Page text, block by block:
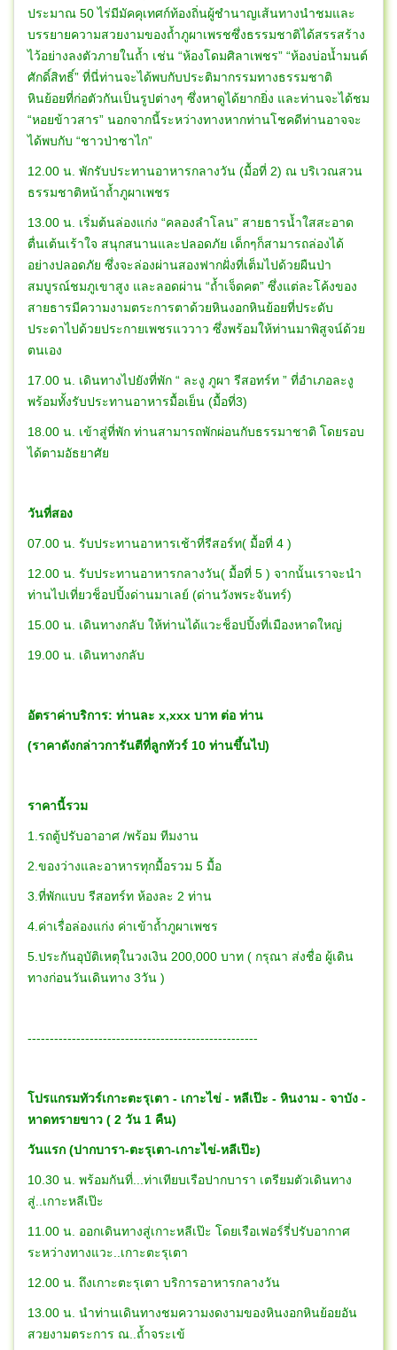
ประมาณ 50 ไร่มีมัคคุเทศก์ท้องถิ่นผู้ชำนาญเส้นทางนำชมและ
บรรยายความสวยงามของถ้ำภูผาเพรชซึ่งธรรมชาติได้สรรสร้าง
ไว้อย่างลงตัวภายในถ้ำ เช่น “ห้องโดมศิลาเพชร” “ห้องบ่อน้ำมนต์
ศักดิ์สิทธิ์” ที่นี่ท่านจะได้พบกับประติมากรรมทางธรรมชาติ
หินย้อยที่ก่อตัวกันเป็นรูปต่างๆ ซึ่งหาดูได้ยากยิ่ง และท่านจะได้ชม
“หอยข้าวสาร” นอกจากนี้ระหว่างทางหากท่านโชคดีท่านอาจจะ
ได้พบกับ “ชาวป่าซาไก”
12.00 น. พักรับประทานอาหารกลางวัน (มื้อที่ 2) ณ บริเวณสวน
ธรรมชาติหน้าถ้ำภูผาเพชร
13.00 น. เริ่มต้นล่องแก่ง “คลองลำโลน” สายธารน้ำใสสะอาด
ตื่นเต้นเร้าใจ สนุกสนานและปลอดภัย เด็กๆก็สามารถล่องได้
อย่างปลอดภัย ซึ่งจะล่องผ่านสองฟากฝั่งที่เต็มไปด้วยผืนป่า
สมบูรณ์ชมภูเขาสูง และลอดผ่าน “ถ้ำเจ็ดคต” ซึ่งแต่ละโค้งของ
สายธารมีความงามตระการตาด้วยหินงอกหินย้อยที่ประดับ
ประดาไปด้วยประกายเพชรแววาว ซึ่งพร้อมให้ท่านมาพิสูจน์ด้วย
ตนเอง
17.00 น. เดินทางไปยังที่พัก “ ละงู ภูผา รีสอทร์ท ” ที่อำเภอละงู
พร้อมทั้งรับประทานอาหารมื้อเย็น (มื้อที่3)
18.00 น. เข้าสู่ที่พัก ท่านสามารถพักผ่อนกับธรรมาชาติ โดยรอบ
ได้ตามอัธยาศัย
วันที่สอง
07.00 น. รับประทานอาหารเช้าที่รีสอร์ท( มื้อที่ 4 )
12.00 น. รับประทานอาหารกลางวัน( มื้อที่ 5 ) จากนั้นเราจะนำ
ท่านไปเที่ยวช็อปปิ้งด่านมาเลย์ (ด่านวังพระจันทร์)
15.00 น. เดินทางกลับ ให้ท่านได้แวะช็อปปิ้งที่เมืองหาดใหญ่
19.00 น. เดินทางกลับ
อัตราค่าบริการ: ท่านละ x,xxx บาท ต่อ ท่าน
(ราคาดังกล่าวการันตีที่ลูกทัวร์ 10 ท่านขึ้นไป)
ราคานี้รวม
1.รถตู้ปรับอาอาศ /พร้อม ทีมงาน
2.ของว่างและอาหารทุกมื้อรวม 5 มื้อ
3.ที่พักแบบ รีสอทร์ท ห้องละ 2 ท่าน
4.ค่าเรื่อล่องแก่ง ค่าเข้าถ้ำภูผาเพชร
5.ประกันอุบัติเหตุในวงเงิน 200,000 บาท ( กรุณา ส่งชื่อ ผู้เดิน
ทางก่อนวันเดินทาง 3วัน )
----------------------------------------------------
โปรแกรมทัวร์เกาะตะรุเตา - เกาะไข่ - หลีเป๊ะ - หินงาม - จาบัง -
หาดทรายขาว ( 2 วัน 1 คืน)
วันแรก (ปากบารา-ตะรุเตา-เกาะไข่-หลีเป๊ะ)
10.30 น. พร้อมกันที่...ท่าเทียบเรือปากบารา เตรียมตัวเดินทาง
สู่..เกาะหลีเป๊ะ
11.00 น. ออกเดินทางสู่เกาะหลีเป๊ะ โดยเรือเฟอร์รี่ปรับอากาศ
ระหว่างทางแวะ..เกาะตะรุเตา
12.00 น. ถึงเกาะตะรุเตา บริการอาหารกลางวัน
13.00 น. นำท่านเดินทางชมความงดงามของหินงอกหินย้อยอัน
สวยงามตระการ ณ..ถ้ำจระเข้